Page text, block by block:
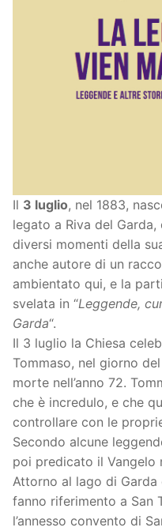
Il 3 luglio, nel 1883,
legato a Riva del
diversi momenti della
anche autore di un
ambientato qui, e la
svelata in “Leggende,
Garda“.
Il 3 luglio la Chiesa
Tommaso, nel giorno
morte nell’anno 72.
che è incredulo, e che
controllare con le
Secondo alcune
poi predicato il Vangelo
Attorno al lago di
fanno riferimento a San
l’annesso convento di